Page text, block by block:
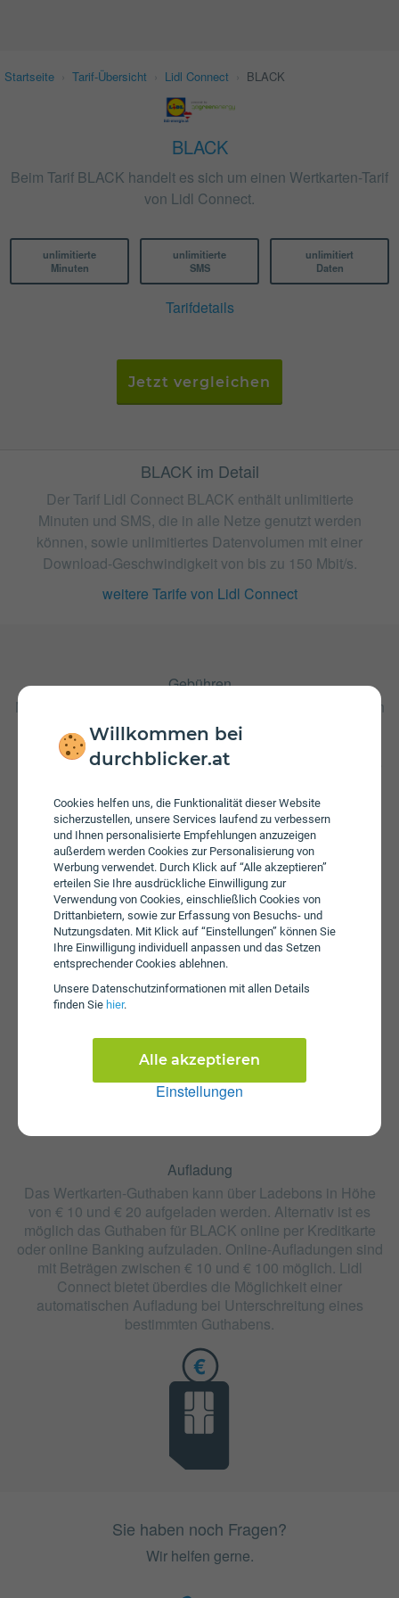
Willkommen bei
durchblicker.at
Cookies helfen uns, die Funktionalität dieser Website
sicherzustellen, unsere Services laufend zu verbessern
und Ihnen personalisierte Empfehlungen anzuzeigen
außerdem werden Cookies zur Personalisierung von
Werbung verwendet. Durch Klick auf “Alle akzeptieren”
erteilen Sie Ihre ausdrückliche Einwilligung zur
Verwendung von Cookies, einschließlich Cookies von
Drittanbietern, sowie zur Erfassung von Besuchs- und
Nutzungsdaten. Mit Klick auf “Einstellungen” können Sie
Ihre Einwilligung individuell anpassen und das Setzen
entsprechender Cookies ablehnen.
Unsere Daten­schutz­informationen mit allen Details
finden Sie hier.
Einstellungen
Alle akzeptieren
Startseite Tarif-Übersicht Lidl Connect BLACK
BLACK
Beim Tarif BLACK handelt es sich um einen Wertkarten-Tarif
von Lidl Connect.
unlimitierte
Minuten
unlimitierte
SMS
unlimitiert
Daten
Tarifdetails
Jetzt vergleichen
BLACK im Detail
Der Tarif Lidl Connect BLACK enthält unlimitierte
Minuten und SMS, die in alle Netze genutzt werden
können, sowie unlimitiertes Datenvolumen mit einer
Download-Geschwindigkeit von bis zu 150 Mbit/s.
weitere Tarife von Lidl Connect
Gebühren
Nach Verbrauch der inkludierten Einheiten fallen Kosten in
Höhe von 4 ct/€ pro Minute und 4 ct/€ pro versendeter
SMS an. Wenn das inkludierte Datenvolumen
aufgebraucht ist können Sie mit 60 Mbit/s weitersurfen. Es
Bei einem Wertkarten-Tarif wird keine Servicepauschale
erhoben.
Startpaket
Die SIM-Karte ist im Starterpaket enthalten. Dieses kann
bei Lidl Connect zum Preis von € 1,99 erworben werden.
Aufladung
Das Wertkarten-Guthaben kann über Ladebons in Höhe
von € 10 und € 20 aufgeladen werden. Alternativ ist es
möglich das Guthaben für BLACK online per Kreditkarte
oder online Banking aufzuladen. Online-Aufladungen sind
mit Beträgen zwischen € 10 und € 100 möglich. Lidl
Connect bietet überdies die Möglichkeit einer
automatischen Aufladung bei Unterschreitung eines
bestimmten Guthabens.
Sie haben noch Fragen?
Wir helfen gerne.